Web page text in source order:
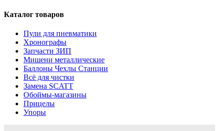
Каталог товаров
Пули для пневматики
Хронографы
Запчасти ЗИП
Мишени металлические
Баллоны Чехлы Станции
Всё для чистки
Замена SCATT
Обоймы-магазины
Прицелы
Упоры